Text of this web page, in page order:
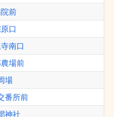
前
口
南口
場前
場
番所前
神社